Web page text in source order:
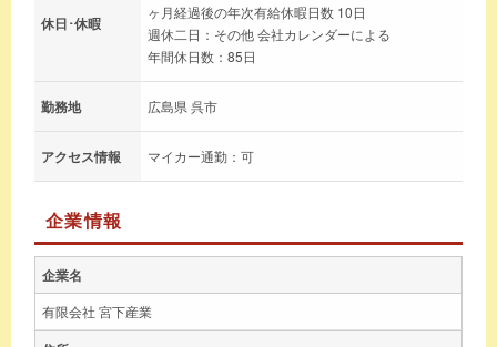
休日･休暇
ヶ月経過後の年次有給休暇日数 10日
週休二日：その他 会社カレンダーによる
年間休日数：85日
勤務地 広島県 呉市
アクセス情報 マイカー通勤：可
企業情報
企業名
有限会社 宮下産業